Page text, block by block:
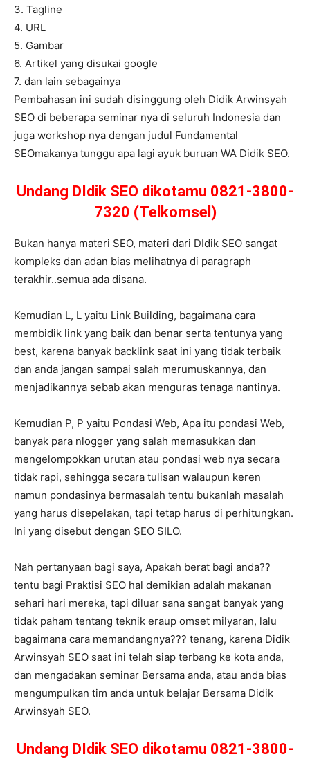
3. Tagline
4. URL
5. Gambar
6. Artikel yang disukai google
7. dan lain sebagainya
Pembahasan ini sudah disinggung oleh Didik Arwinsyah
SEO di beberapa seminar nya di seluruh Indonesia dan
juga workshop nya dengan judul Fundamental
SEOmakanya tunggu apa lagi ayuk buruan WA Didik SEO.
Undang DIdik SEO dikotamu 0821-3800-
7320 (Telkomsel)
Bukan hanya materi SEO, materi dari DIdik SEO sangat
kompleks dan adan bias melihatnya di paragraph
terakhir..semua ada disana.
Kemudian L, L yaitu Link Building, bagaimana cara
membidik link yang baik dan benar serta tentunya yang
best, karena banyak backlink saat ini yang tidak terbaik
dan anda jangan sampai salah merumuskannya, dan
menjadikannya sebab akan menguras tenaga nantinya.
Kemudian P, P yaitu Pondasi Web, Apa itu pondasi Web,
banyak para nlogger yang salah memasukkan dan
mengelompokkan urutan atau pondasi web nya secara
tidak rapi, sehingga secara tulisan walaupun keren
namun pondasinya bermasalah tentu bukanlah masalah
yang harus disepelakan, tapi tetap harus di perhitungkan.
Ini yang disebut dengan SEO SILO.
Nah pertanyaan bagi saya, Apakah berat bagi anda??
tentu bagi Praktisi SEO hal demikian adalah makanan
sehari hari mereka, tapi diluar sana sangat banyak yang
tidak paham tentang teknik eraup omset milyaran, lalu
bagaimana cara memandangnya??? tenang, karena Didik
Arwinsyah SEO saat ini telah siap terbang ke kota anda,
dan mengadakan seminar Bersama anda, atau anda bias
mengumpulkan tim anda untuk belajar Bersama Didik
Arwinsyah SEO.
Undang DIdik SEO dikotamu 0821-3800-